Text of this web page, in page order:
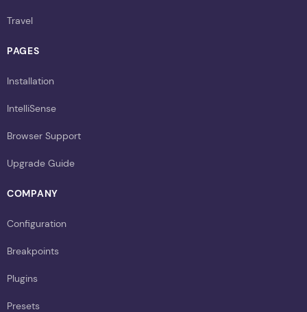
Travel
PAGES
Installation
IntelliSense
Browser Support
Upgrade Guide
COMPANY
Configuration
Breakpoints
Plugins
Presets